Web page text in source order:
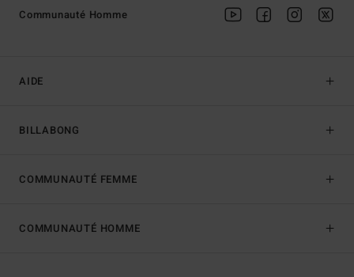
AIDE
BILLABONG
Communauté Homme
COMMUNAUTÉ FEMME
COMMUNAUTÉ HOMME